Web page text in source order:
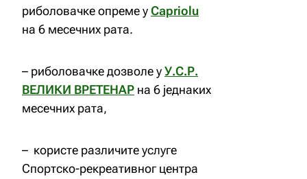
риболовачке опреме уCapriolu
на 6 месечних рата.
– риболовачке дозволе уУ.С.Р.
ВЕЛИКИ ВРЕТЕНАР на 6 једнаких
месечних рата,
– користе различите услуге
Спортско-рекреативног центра